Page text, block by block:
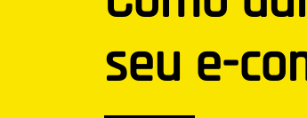
seu e-